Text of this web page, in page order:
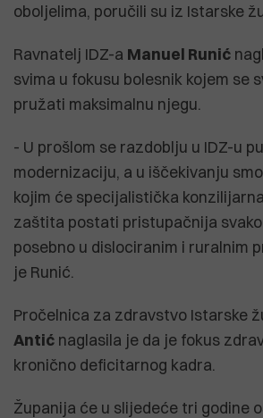
oboljelima, poručili su iz Istarske
Ravnatelj IDZ-a Manuel Runić
svima u fokusu bolesnik kojem se
pružati maksimalnu njegu.
- U prošlom se razdoblju u IDZ-u
modernizaciju, a u iščekivanju
kojim će specijalistička
zaštita postati pristupačnija
posebno u dislociranim i ruralnim
je Runić.
Pročelnica za zdravstvo Istarske
Antić naglasila je da je fokus
kronično deficitarnog kadra.
Županija će u slijedeće tri godine